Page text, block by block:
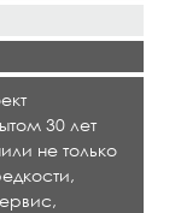
30 лет
не только